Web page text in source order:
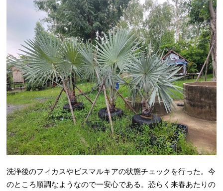
洗浄後のフィカスやビスマルキアの状態チェックを行った。今
のところ順調なようなので一安心である。恐らく来春あたりの